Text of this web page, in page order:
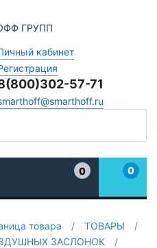
кабинет
57-71
0
0
товара / ТОВАРЫ
/
ЗАСЛОНОК
/